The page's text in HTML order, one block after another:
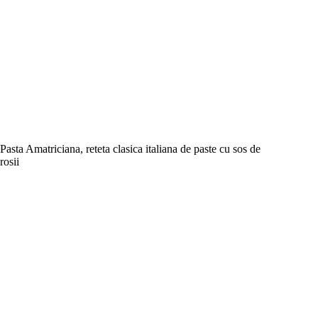
Pasta Amatriciana, reteta clasica italiana de paste cu sos de
rosii